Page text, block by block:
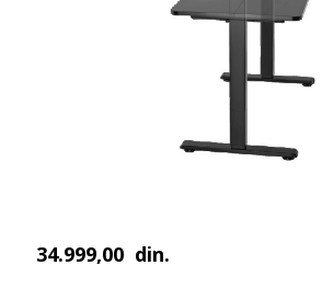
34.999,00 din.